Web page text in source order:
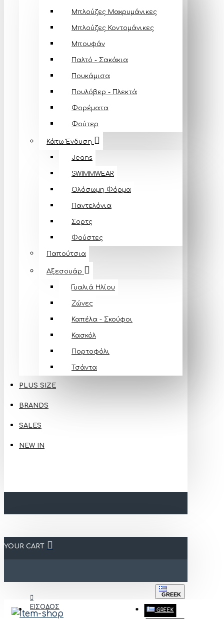
Μπλούζες Mακρυμάνικες
Μπλούζες Κοντομάνικες
Μπουφάν
Παλτό - Σακάκια
Πουκάμισα
Πουλόβερ - Πλεκτά
Φορέματα
Φούτερ
Κάτω Ένδυση
Jeans
SWIMMWEAR
Ολόσωμη Φόρμα
Παντελόνια
Σορτς
Φούστες
Παπούτσια
Αξεσουάρ
Γυαλιά Ηλίου
Ζώνες
Καπέλα - Σκούφοι
Κασκόλ
Πορτοφόλι
Τσάντα
PLUS SIZE
BRANDS
SALES
NEW IN
YOUR CART
ΕΙΣΟΔΟΣ
GREEK
GREEK